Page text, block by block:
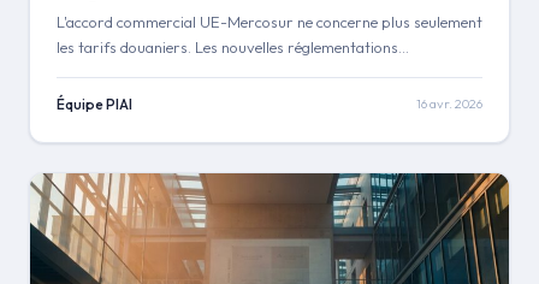
L'accord commercial UE-Mercosur ne concerne plus seulement
les tarifs douaniers. Les nouvelles réglementations
majeurs à la conformité liés à la déforestation et aux droits de
intelligence de signal proactive, basée sur l'IA.
Équipe PIAI 16 avr. 2026